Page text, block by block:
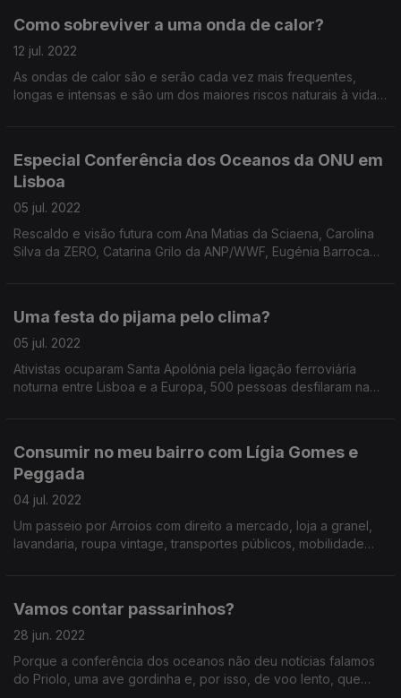
perda de biodiversidade e salvaguardar as comunidades
costeiras e a saúde humana.
Como sobreviver a uma onda de calor?
12 jul. 2022
As ondas de calor são e serão cada vez mais frequentes,
longas e intensas e são um dos maiores riscos naturais à vida
Especial Conferência dos Oceanos da ONU em
Lisboa
05 jul. 2022
Rescaldo e visão futura com Ana Matias da Sciaena, Carolina
Silva da ZERO, Catarina Grilo da ANP/WWF, Eugénia Barroca
Uma festa do pijama pelo clima?
05 jul. 2022
Ativistas ocuparam Santa Apolónia pela ligação ferroviária
noturna entre Lisboa e a Europa, 500 pessoas desfilaram na
Consumir no meu bairro com Lígia Gomes e
Peggada
04 jul. 2022
Um passeio por Arroios com direito a mercado, loja a granel,
lavandaria, roupa vintage, transportes públicos, mobilidade
Vamos contar passarinhos?
28 jun. 2022
Porque a conferência dos oceanos não deu notícias falamos
do Priolo, uma ave gordinha e, por isso, de voo lento, que